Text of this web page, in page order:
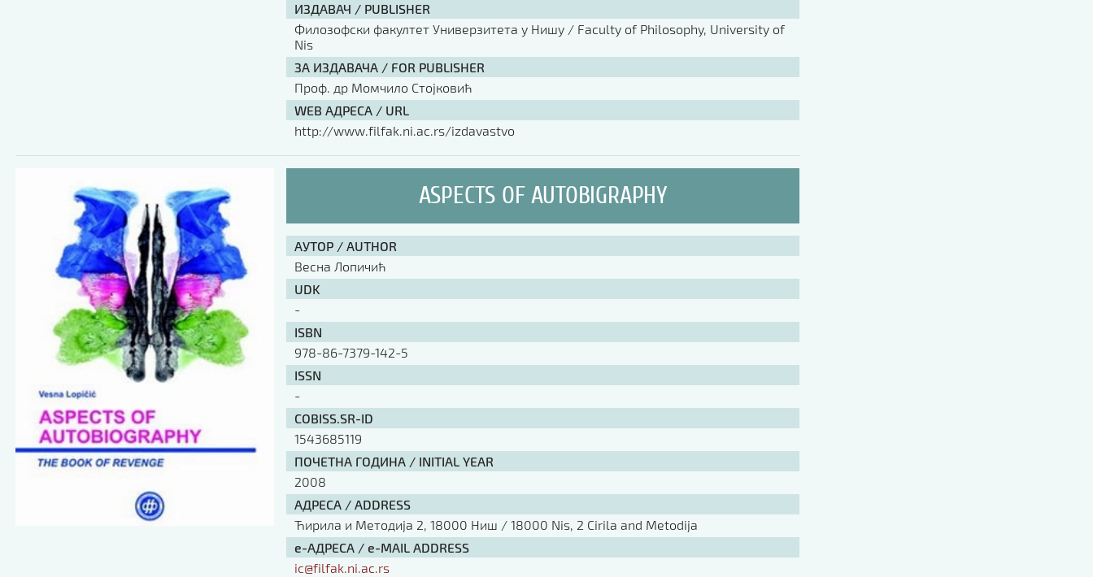
ИЗДАВАЧ / PUBLISHER
Филозофски факултет Универзитета у Нишу / Faculty of Philosophy, University of
Nis
ЗА ИЗДАВАЧА / FOR PUBLISHER
Проф. др Момчило Стојковић
WEB АДРЕСА / URL
http://www.filfak.ni.ac.rs/izdavastvo
ASPECTS OF AUTOBIGRAPHY
АУТОР / AUTHOR
Весна Лопичић
UDK
-
ISBN
978-86-7379-142-5
ISSN
-
COBISS.SR-ID
1543685119
ПОЧЕТНА ГОДИНА / INITIAL YEAR
2008
АДРЕСА / ADDRESS
Ћирила и Методија 2, 18000 Ниш / 18000 Nis, 2 Cirila and Metodija
е-АДРЕСА / e-MAIL ADDRESS
ic@filfak.ni.ac.rs